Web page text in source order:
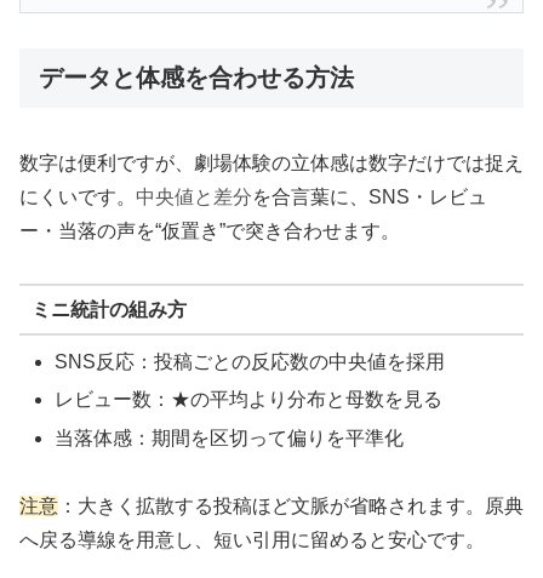
データと体感を合わせる方法
数字は便利ですが、劇場体験の立体感は数字だけでは捉え
にくいです。 中央値と差分を合言葉に、SNS・レビュ
ー・当落の声を“仮置き”で突き合わせます。
ミニ統計の組み方
SNS反応：投稿ごとの反応数の中央値を採用
レビュー数：★の平均より分布と母数を見る
当落体感：期間を区切って偏りを平準化
注意 ：大きく拡散する投稿ほど文脈が省略されます。原典
へ戻る導線を用意し、短い引用に留めると安心です。